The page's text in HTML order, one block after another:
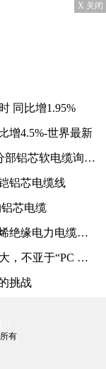
X 关闭
同比增1.95%
增4.5%-世界最新
询价采购:每日简讯
铝芯电缆线
芯电缆
电缆采购结果公告
或互联网诞生”
挑战
有